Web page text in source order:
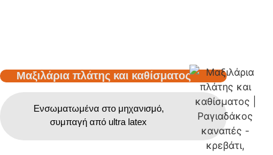
Μαξιλάρια πλάτης και καθίσματος
Ενσωματωμένα στο μηχανισμό,
συμπαγή από ultra latex